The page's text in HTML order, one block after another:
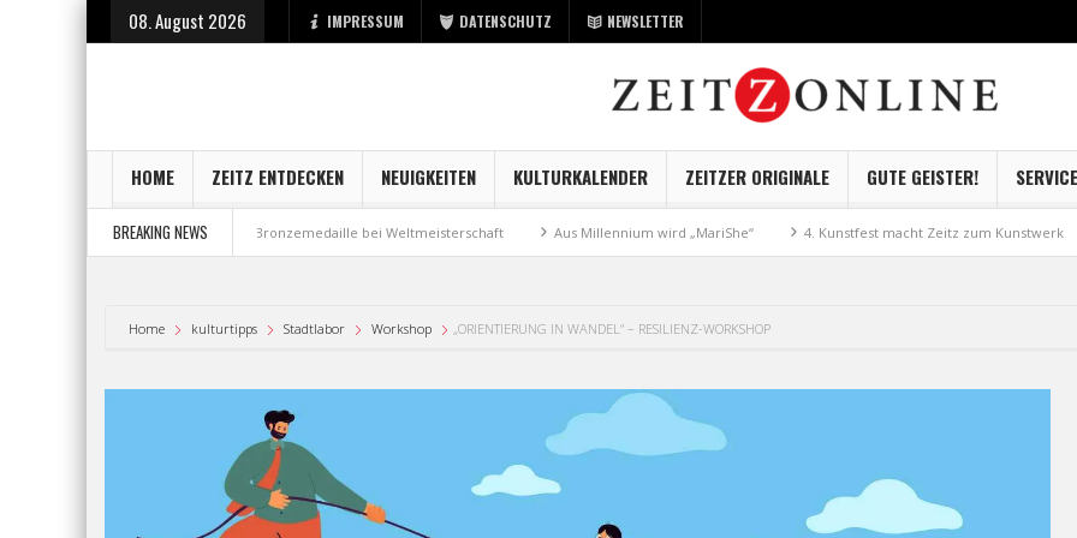
08. August 2026 IMPRESSUM DATENSCHUTZ NEWSLETTER
HOME ZEITZ ENTDECKEN NEUIGKEITEN KULTURKALENDER ZEITZER ORIGINALE GUTE GEISTER! SERVICE
BREAKING NEWS
bei der Stadt Zeitz Bronzemedaille bei Weltmeisterschaft Aus Millennium wird „MariShe“ 4. Kunstfest macht Zeitz zum Kunstwerk
Home kulturtipps Stadtlabor Workshop „ORIENTIERUNG IN WANDEL“ – RESILIENZ-WORKSHOP